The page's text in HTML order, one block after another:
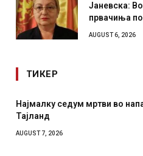
Јаневска:
првачиња
AUGUST 6, 2026
ТИКЕР
врз училиште во